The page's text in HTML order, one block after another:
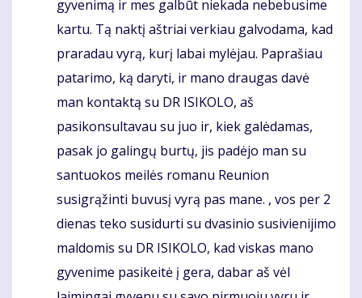
gyvenimą ir mes galbūt niekada nebebusime
kartu. Tą naktį aštriai verkiau galvodama, kad
praradau vyrą, kurį labai mylėjau. Paprašiau
patarimo, ką daryti, ir mano draugas davė
man kontaktą su DR ISIKOLO, aš
pasikonsultavau su juo ir, kiek galėdamas,
pasak jo galingų burtų, jis padėjo man su
santuokos meilės romanu Reunion
susigrąžinti buvusį vyrą pas mane. , vos per 2
dienas teko susidurti su dvasinio susivienijimo
maldomis su DR ISIKOLO, kad viskas mano
gyvenime pasikeitė į gera, dabar aš vėl